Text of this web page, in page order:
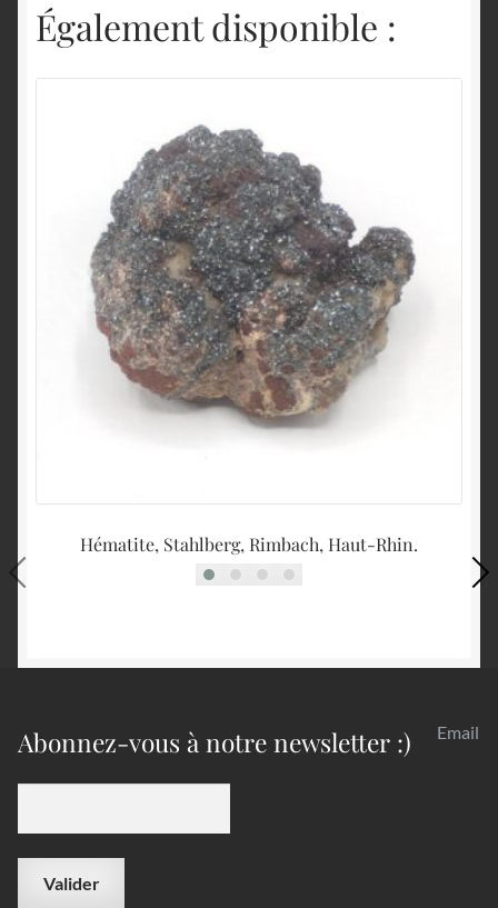
Également disponible :
Hématite, Stahlberg, Rimbach, Haut-Rhin.
Abonnez-vous à notre newsletter :) Email